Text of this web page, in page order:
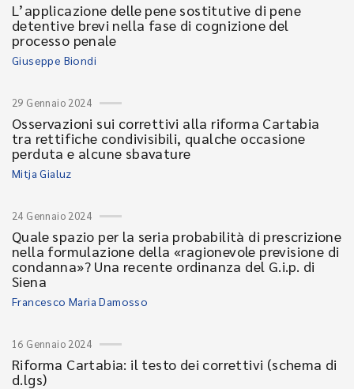
L’applicazione delle pene sostitutive di pene
detentive brevi nella fase di cognizione del
processo penale
Giuseppe Biondi
29 Gennaio 2024
Osservazioni sui correttivi alla riforma Cartabia
tra rettifiche condivisibili, qualche occasione
perduta e alcune sbavature
Mitja Gialuz
24 Gennaio 2024
Quale spazio per la seria probabilità di prescrizione
nella formulazione della «ragionevole previsione di
condanna»? Una recente ordinanza del G.i.p. di
Siena
Francesco Maria Damosso
16 Gennaio 2024
Riforma Cartabia: il testo dei correttivi (schema di
d.lgs)